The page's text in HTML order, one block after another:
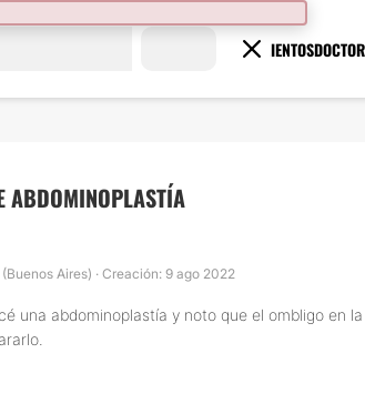
TRATAMIENTOS
ABDOMINOPLASTÍA
Aires) · Creación: 9 ago 2022
una abdominoplastía y noto que el ombligo